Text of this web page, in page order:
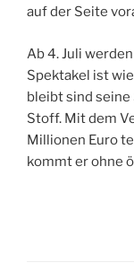
auf der Seite
Ab 4. Juli
Spektakel ist
bleibt sind seine
Stoff. Mit dem
Millionen Euro
kommt er ohne